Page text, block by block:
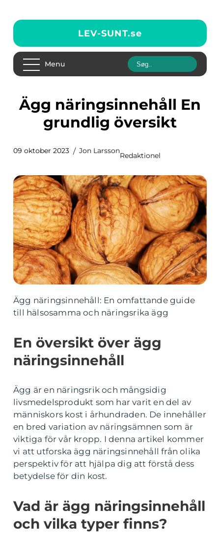
LEV-SUNT.se
Menu
Ägg näringsinnehåll En
grundlig översikt
09 oktober 2023 Jon Larsson
Redaktionel
Ägg näringsinnehåll: En omfattande guide
till hälsosamma och näringsrika ägg
En översikt över ägg
näringsinnehåll
Ägg är en näringsrik och mångsidig
livsmedelsprodukt som har varit en del av
människors kost i århundraden. De innehåller
en bred variation av näringsämnen som är
viktiga för vår kropp. I denna artikel kommer
vi att utforska ägg näringsinnehåll från olika
perspektiv för att hjälpa dig att förstå dess
betydelse för din kost.
Vad är ägg näringsinnehåll
och vilka typer finns?